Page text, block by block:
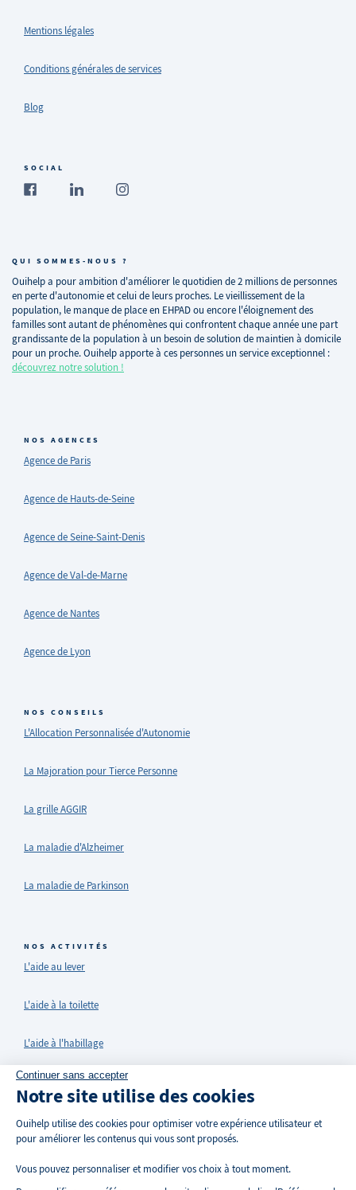
Mentions légales
Conditions générales de services
Blog
SOCIAL
QUI SOMMES-NOUS ?
Ouihelp a pour ambition d'améliorer le quotidien de 2 millions de personnes
en perte d'autonomie et celui de leurs proches. Le vieillissement de la
population, le manque de place en EHPAD ou encore l'éloignement des
familles sont autant de phénomènes qui confrontent chaque année une part
grandissante de la population à un besoin de solution de maintien à domicile
pour un proche. Ouihelp apporte à ces personnes un service exceptionnel :
découvrez notre solution !
NOS AGENCES
Agence de Paris
Agence de Hauts-de-Seine
Agence de Seine-Saint-Denis
Agence de Val-de-Marne
Agence de Nantes
Agence de Lyon
NOS CONSEILS
L'Allocation Personnalisée d'Autonomie
La Majoration pour Tierce Personne
La grille AGGIR
La maladie d'Alzheimer
La maladie de Parkinson
NOS ACTIVITÉS
L'aide au lever
L'aide à la toilette
L'aide à l'habillage
Ménage et entretien du domicile
Entretien du linge
Continuer sans accepter
Notre site utilise des cookies
Ouihelp utilise des cookies pour optimiser votre expérience utilisateur et
pour améliorer les contenus qui vous sont proposés.
Vous pouvez personnaliser et modifier vos choix à tout moment.